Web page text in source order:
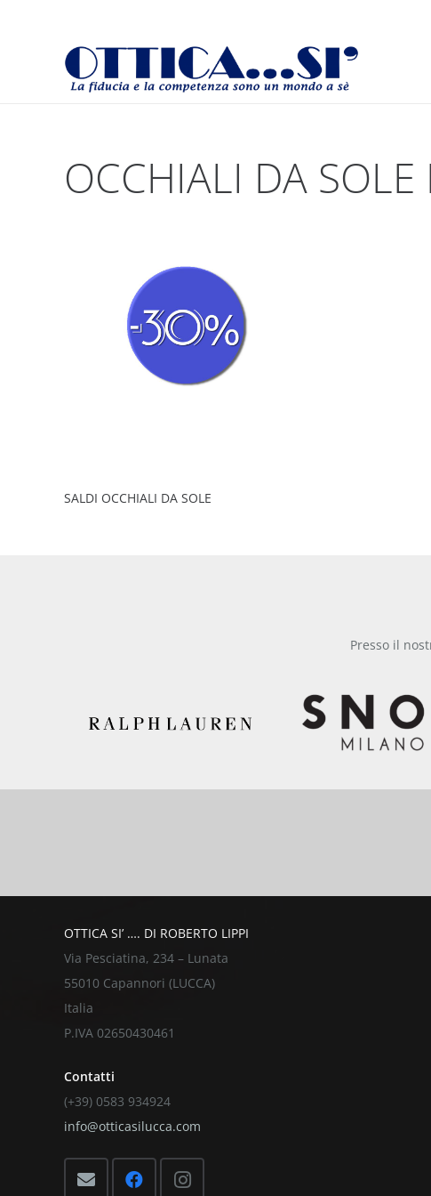
OCCHIALI DA SOLE
SALDI OCCHIALI DA SOLE
Presso il
OTTICA SI’ …. DI ROBERTO LIPPI
Via Pesciatina, 234 – Lunata
55010 Capannori (LUCCA)
Italia
P.IVA 02650430461
Contatti
(+39) 0583 934924
info@otticasilucca.com